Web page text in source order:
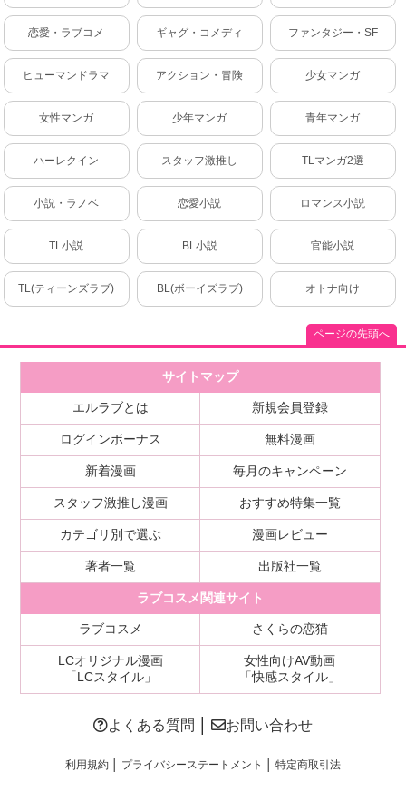
恋愛・ラブコメ ギャグ・コメディ ファンタジー・SF
ヒューマンドラマ アクション・冒険 少女マンガ
女性マンガ 少年マンガ 青年マンガ
ハーレクイン スタッフ激推し TLマンガ2選
小説・ラノベ 恋愛小説 ロマンス小説
TL小説 BL小説 官能小説
TL(ティーンズラブ) BL(ボーイズラブ) オトナ向け
ページの先頭へ
サイトマップ
エルラブとは 新規会員登録
ログインボーナス 無料漫画
新着漫画 毎月のキャンペーン
スタッフ激推し漫画 おすすめ特集一覧
カテゴリ別で選ぶ 漫画レビュー
著者一覧 出版社一覧
ラブコスメ関連サイト
ラブコスメ さくらの恋猫
LCオリジナル漫画
「LCスタイル」
女性向けAV動画
「快感スタイル」
よくある質問 お問い合わせ
利用規約│ プライバシーステートメント 特定商取引法